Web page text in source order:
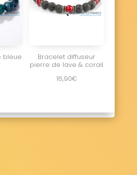
bleue
Bracelet diffuseur
pierre de lave & corail
16,90€